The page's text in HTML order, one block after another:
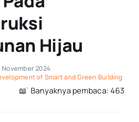
Hijau
November 2024
of Smart and Green Building
📖 ࣪ Banyaknya pembaca: 463